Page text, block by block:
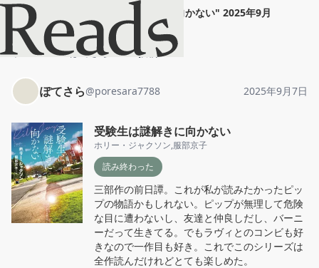
受験生は謎解きに向かない" 2025年9月
7日
ホーム
ぽてさら 投稿
ぽてさら@poresara7788 2025年9月7日
受験生は謎解きに向かない
ホリー・ジャクソン,服部京子
読み終わった
三部作の前日譚。これが私が読みたかったピッ
プの物語かもしれない。ピップが無理して危険
な目に遭わないし、友達と仲良しだし、バーニ
ーだって生きてる。でもラヴィとのコンビも好
きなので一作目も好き。これでこのシリーズは
全作読んだけれどとても楽しめた。